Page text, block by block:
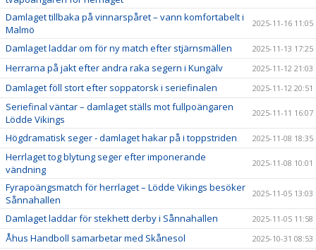
Damlaget tillbaka på vinnarspåret – vann komfortabelt i
Malmö
2025-11-16 11:05
Damlaget laddar om för ny match efter stjärnsmällen 2025-11-13 17:25
Herrarna på jakt efter andra raka segern i Kungälv 2025-11-12 21:03
Damlaget föll stort efter soppatorsk i seriefinalen 2025-11-12 20:51
Seriefinal väntar – damlaget ställs mot fullpoängaren
Lödde Vikings
2025-11-11 16:07
Högdramatisk seger - damlaget hakar på i toppstriden 2025-11-08 18:35
Herrlaget tog blytung seger efter imponerande
vändning
2025-11-08 10:01
Fyrapoängsmatch för herrlaget – Lödde Vikings besöker
Sånnahallen
2025-11-05 13:03
Damlaget laddar för stekhett derby i Sånnahallen 2025-11-05 11:58
Åhus Handboll samarbetar med Skånesol 2025-10-31 08:53